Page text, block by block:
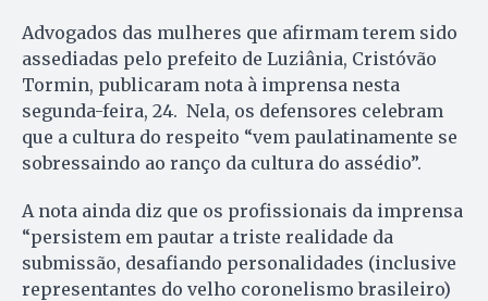
Advogados das mulheres que afirmam terem sido
assediadas pelo prefeito de Luziânia, Cristóvão
Tormin, publicaram nota à imprensa nesta
segunda-feira, 24. Nela, os defensores celebram
que a cultura do respeito “vem paulatinamente se
sobressaindo ao ranço da cultura do assédio”.
A nota ainda diz que os profissionais da imprensa
“persistem em pautar a triste realidade da
submissão, desafiando personalidades (inclusive
representantes do velho coronelismo brasileiro)